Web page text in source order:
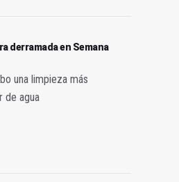
derramada en Semana
una limpieza más
de agua